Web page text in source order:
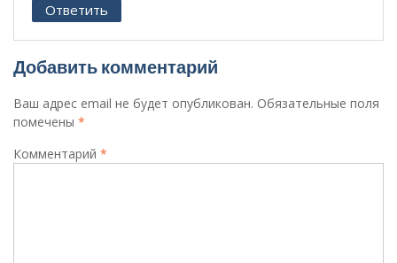
Ответить
Добавить комментарий
Ваш адрес email не будет опубликован. Обязательные поля
помечены *
Комментарий *